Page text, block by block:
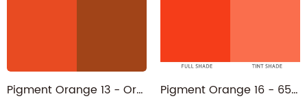
Pigment Orange 13 - Orange permanent à base de solvant PO13 pour encre de gravure Pigment Orange 16 - 6505-28-8 Poudre orange foncée permanente orange PO16